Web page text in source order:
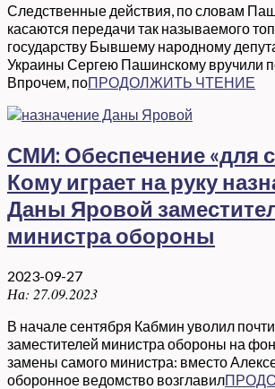
Следственные действия, по словам
касаются передачи так называемого
государству Бывшему народному
Украины Сергею Пашинскому вручили
Впрочем, поПРОДОЛЖИТЬ ЧТЕНИЕ
СМИ: Обеспечение «для
Кому играет на руку
Даны Яровой
министра обороны
2023-09-27
На: 27.09.2023
В начале сентября Кабмин уволил
заместителей министра обороны на
замены самого министра: вместо
оборонное ведомство возглавил